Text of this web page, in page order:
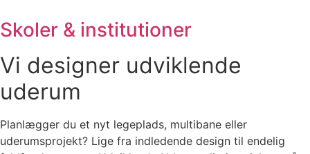
Skoler & institutioner
Vi designer udviklende
uderum
Planlægger du et nyt legeplads, multibane eller
uderumsprojekt? Lige fra indledende design til endelig